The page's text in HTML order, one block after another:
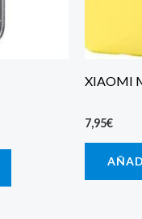
XIAOMI
7,95€